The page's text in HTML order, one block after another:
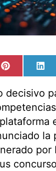
Compartir
en
Pinterest
en
decisivo
la
por